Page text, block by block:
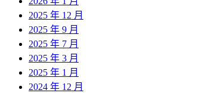
2025 年 12 月
2025 年 9 月
2025 年 7 月
2025 年 3 月
2025 年 1 月
2024 年 12 月